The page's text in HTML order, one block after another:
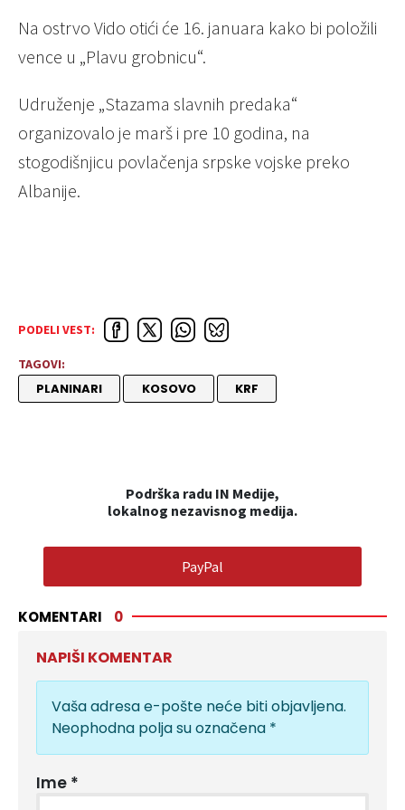
Na ostrvo Vido otići će 16. januara kako bi položili
vence u „Plavu grobnicu“.
Udruženje „Stazama slavnih predaka“
organizovalo je marš i pre 10 godina, na
stogodišnjicu povlačenja srpske vojske preko
Albanije.
PODELI VEST:
TAGOVI:
PLANINARI KOSOVO KRF
Podrška radu IN Medije,
lokalnog nezavisnog medija.
PayPal
KOMENTARI 0
NAPIŠI KOMENTAR
Vaša adresa e-pošte neće biti objavljena.
Neophodna polja su označena *
Ime *